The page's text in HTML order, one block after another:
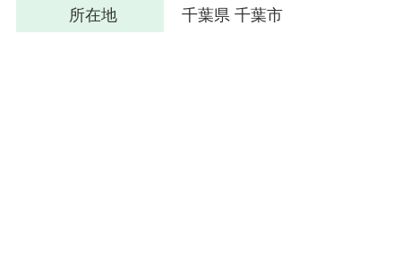
所在地 千葉県 千葉市